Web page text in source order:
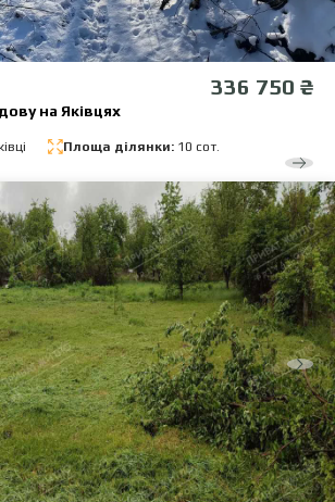
336 750 ₴
на Яківцях
Площа ділянки: 10 сот.